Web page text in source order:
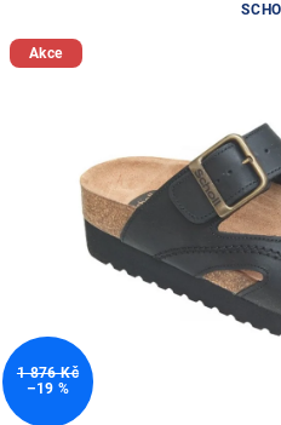
Akce
1 876 Kč
–19 %